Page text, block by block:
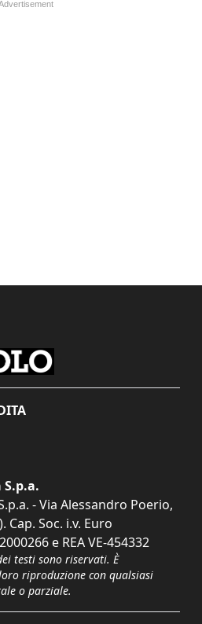
- Via Alessandro Poerio,
Cap. Soc. i.v. Euro
e REA VE-454332
testi sono riservati. È
riproduzione con qualsiasi
o parziale.